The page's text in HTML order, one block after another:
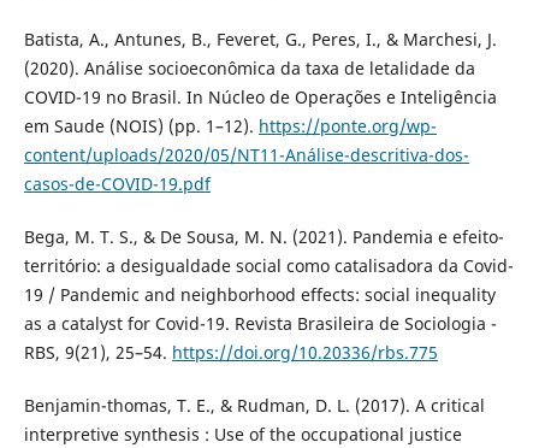
Batista, A., Antunes, B., Feveret, G., Peres, I., & Marchesi, J.
(2020). Análise socioeconômica da taxa de letalidade da
COVID-19 no Brasil. In Núcleo de Operações e Inteligência
em Saude (NOIS) (pp. 1–12). https://ponte.org/wp-
content/uploads/2020/05/NT11-Análise-descritiva-dos-
casos-de-COVID-19.pdf
Bega, M. T. S., & De Sousa, M. N. (2021). Pandemia e efeito-
território: a desigualdade social como catalisadora da Covid-
19 / Pandemic and neighborhood effects: social inequality
as a catalyst for Covid-19. Revista Brasileira de Sociologia -
RBS, 9(21), 25–54. https://doi.org/10.20336/rbs.775
Benjamin-thomas, T. E., & Rudman, D. L. (2017). A critical
interpretive synthesis : Use of the occupational justice